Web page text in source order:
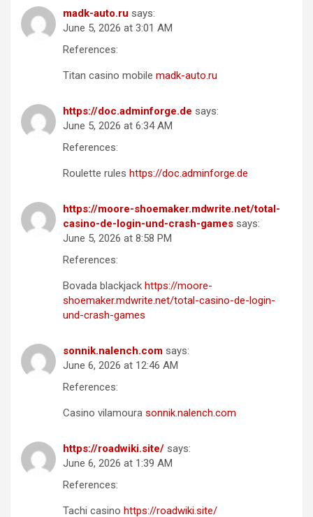
madk-auto.ru says:
June 5, 2026 at 3:01 AM
References:
Titan casino mobile madk-auto.ru
https://doc.adminforge.de says:
June 5, 2026 at 6:34 AM
References:
Roulette rules https://doc.adminforge.de
https://moore-shoemaker.mdwrite.net/total-
casino-de-login-und-crash-games says:
June 5, 2026 at 8:58 PM
References:
Bovada blackjack https://moore-
shoemaker.mdwrite.net/total-casino-de-login-
und-crash-games
sonnik.nalench.com says:
June 6, 2026 at 12:46 AM
References:
Casino vilamoura sonnik.nalench.com
https://roadwiki.site/ says:
June 6, 2026 at 1:39 AM
References:
Tachi casino https://roadwiki.site/